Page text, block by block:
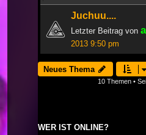
Juchuu....
Letzter Beitrag von
2013 9:50 pm
Neues Thema
10 Themen •
WER IST ONLINE?